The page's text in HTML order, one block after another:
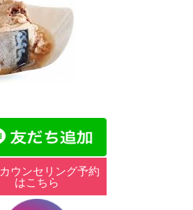
カウンセリング予約
はこちら